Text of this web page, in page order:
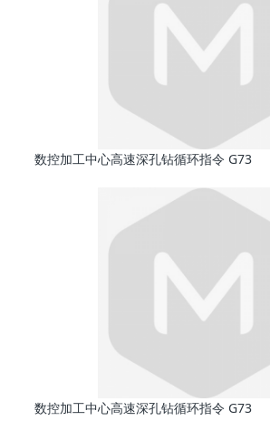
数控加工中心高速深孔钻循环指令 G73
数控加工中心高速深孔钻循环指令 G73